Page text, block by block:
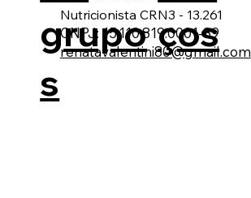
grupo
s
Nutricionista CRN3 - 13.261
CNPJ: 15.110.819.0001-89
renatavalentini80@gmail.com
ços